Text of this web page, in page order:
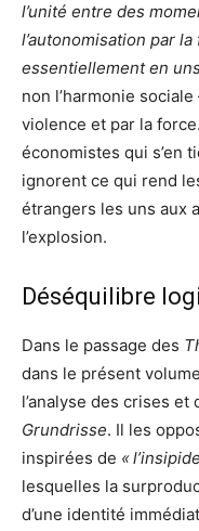
l’unité entre des
l’autonomisation par
essentiellement en
non l’harmonie
violence et par la
économistes qui s’en
ignorent ce qui rend
étrangers les uns aux
l’explosion.
Déséquilibre
Dans le passage des
dans le présent
l’analyse des crises
Grundrisse. Il les
inspirées de «
lesquelles la
d’une identité